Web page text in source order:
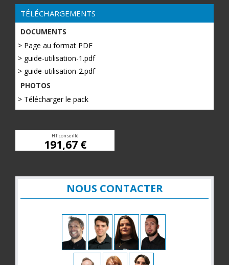
TÉLÉCHARGEMENTS
DOCUMENTS
> Page au format PDF
> guide-utilisation-1.pdf
> guide-utilisation-2.pdf
PHOTOS
> Télécharger le pack
HT conseillé
191,67 €
NOUS CONTACTER